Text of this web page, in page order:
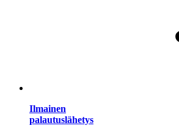
Ilmainen
palautuslähetys